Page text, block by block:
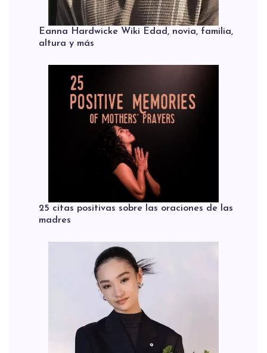
Eanna Hardwicke Wiki Edad, novia, familia,
altura y más
25 citas positivas sobre las oraciones de las
madres